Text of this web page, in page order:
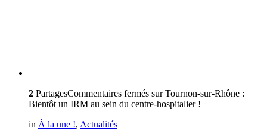
2 PartagesCommentaires fermés sur Tournon-sur-Rhône :
Bientôt un IRM au sein du centre-hospitalier !
in À la une !, Actualités